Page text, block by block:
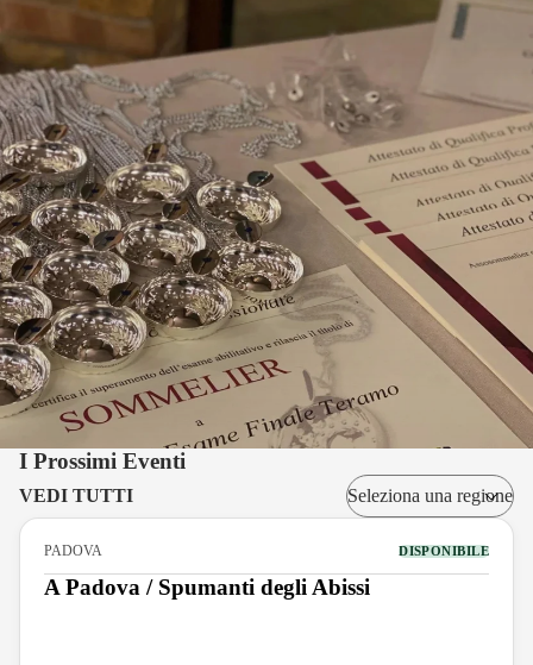
I Prossimi Eventi
VEDI TUTTI
PADOVA DISPONIBILE
A Padova / Spumanti degli Abissi